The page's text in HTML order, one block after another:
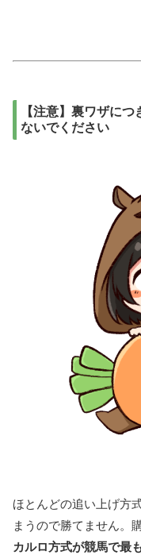
【注意】裏ワザに
ないでください
ほとんどの追い上げ方
まうので勝てません。
カルロ方式が競馬で最